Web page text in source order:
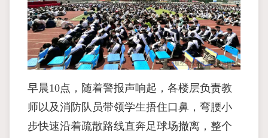
早晨10点，随着警报声响起，各楼层负责教
师以及消防队员带领学生捂住口鼻，弯腰小
步快速沿着疏散路线直奔足球场撤离，整个